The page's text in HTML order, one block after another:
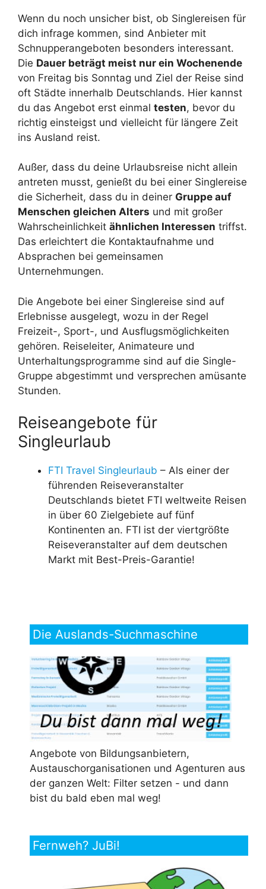
Wenn du noch unsicher bist, ob Singlereisen für
dich infrage kommen, sind Anbieter mit
Schnupperangeboten besonders interessant.
Die Dauer beträgt meist nur ein Wochenende
von Freitag bis Sonntag und Ziel der Reise sind
oft Städte innerhalb Deutschlands. Hier kannst
du das Angebot erst einmal testen, bevor du
richtig einsteigst und vielleicht für längere Zeit
ins Ausland reist.
Außer, dass du deine Urlaubsreise nicht allein
antreten musst, genießt du bei einer Singlereise
die Sicherheit, dass du in deiner Gruppe auf
Menschen gleichen Alters und mit großer
Wahrscheinlichkeit ähnlichen Interessen triffst.
Das erleichtert die Kontaktaufnahme und
Absprachen bei gemeinsamen
Unternehmungen.
Die Angebote bei einer Singlereise sind auf
Erlebnisse ausgelegt, wozu in der Regel
Freizeit-, Sport-, und Ausflugsmöglichkeiten
gehören. Reiseleiter, Animateure und
Unterhaltungsprogramme sind auf die Single-
Gruppe abgestimmt und versprechen amüsante
Stunden.
Reiseangebote für
Singleurlaub
FTI Travel Singleurlaub – Als einer der
führenden Reiseveranstalter
Deutschlands bietet FTI weltweite Reisen
in über 60 Zielgebiete auf fünf
Kontinenten an. FTI ist der viertgrößte
Reiseveranstalter auf dem deutschen
Markt mit Best-Preis-Garantie!
Die Auslands-Suchmaschine
Angebote von Bildungsanbietern,
Austauschorganisationen und Agenturen aus
der ganzen Welt: Filter setzen - und dann
bist du bald eben mal weg!
Fernweh? JuBi!